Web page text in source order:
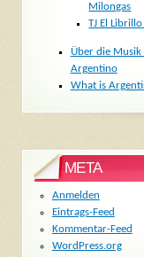
Milongas
TJ El
Über die Musik
Argentino
What is
META
Anmelden
Eintrags-Feed
Kommentar-Feed
WordPress.org